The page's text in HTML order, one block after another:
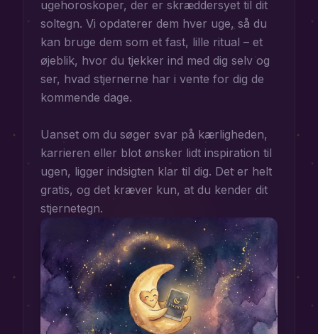
ugehoroskoper, der er skræddersyet til dit
soltegn. Vi opdaterer dem hver uge, så du
kan bruge dem som et fast, lille ritual – et
øjeblik, hvor du tjekker ind med dig selv og
ser, hvad stjernerne har i vente for dig de
kommende dage.
Uanset om du søger svar på kærligheden,
karrieren eller blot ønsker lidt inspiration til
ugen, ligger indsigten klar til dig. Det er helt
gratis, og det kræver kun, at du kender dit
stjernetegn.